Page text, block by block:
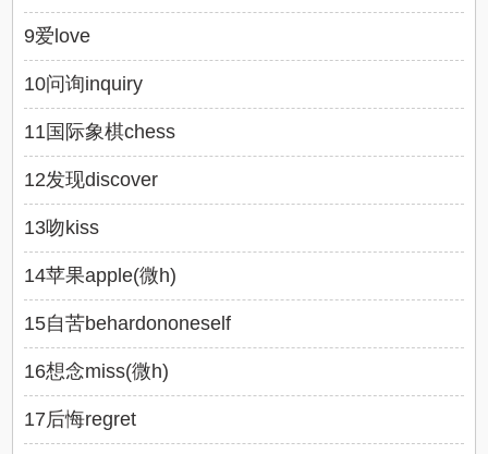
9爱love
10问询inquiry
11国际象棋chess
12发现discover
13吻kiss
14苹果apple(微h)
15自苦behardononeself
16想念miss(微h)
17后悔regret